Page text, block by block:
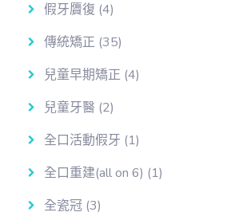
假牙贗復 (4)
傳統矯正 (35)
兒童早期矯正 (4)
兒童牙醫 (2)
全口活動假牙 (1)
全口重建(all on 6) (1)
全瓷冠 (3)